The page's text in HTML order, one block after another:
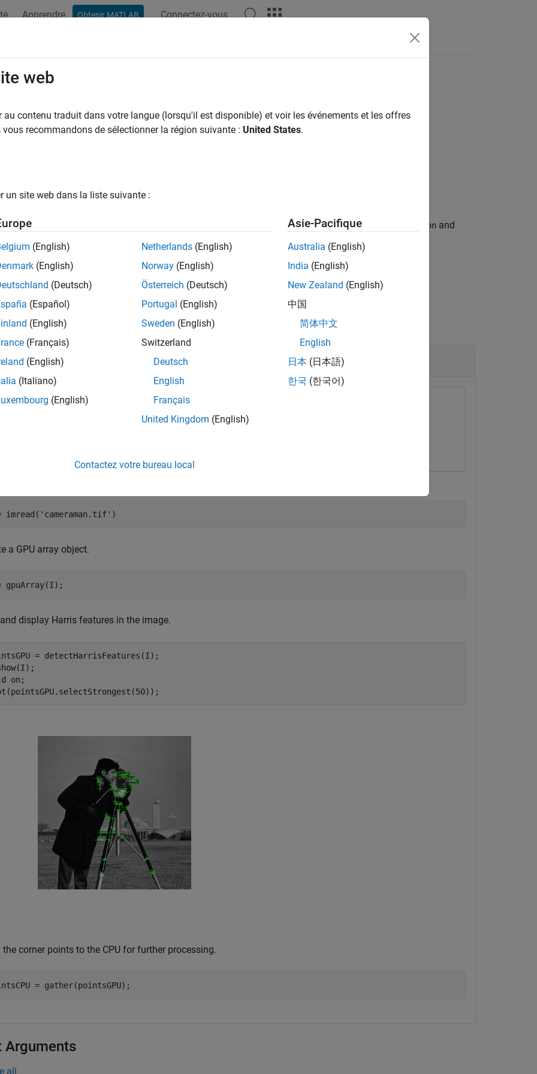
Apprendre Obtenir MATLAB Connectez-vous
cornerPoints from the GPU
= gather( object with data gathered from the GPU for the Location and
properties.
all
and Plot Corner Points in Image
example uses:
Parallel Computing Toolbox
imread( 'cameraman.tif' )
a GPU array object.
gpuArray(I);
display Harris features in the image.
= detectHarrisFeatures(I);
on ;
the corner points to the CPU for further processing.
= gather(pointsGPU);
Arguments
all
web
au contenu traduit dans votre langue (lorsqu'il est disponible) et voir les événements et les offres
vous recommandons de sélectionner la région suivante : United States.
un site web dans la liste suivante :
(English)
(English)
(Deutsch)
(Español)
(English)
(Français)
(English)
(Italiano)
(English)
Netherlands (English)
Norway (English)
Österreich (Deutsch)
Portugal (English)
Sweden (English)
Switzerland
Deutsch
English
Français
United Kingdom (English)
Asie-Pacifique
Australia (English)
India (English)
New Zealand (English)
中国
简体中文
English
日本 (日本語)
한국 (한국어)
Contactez votre bureau local